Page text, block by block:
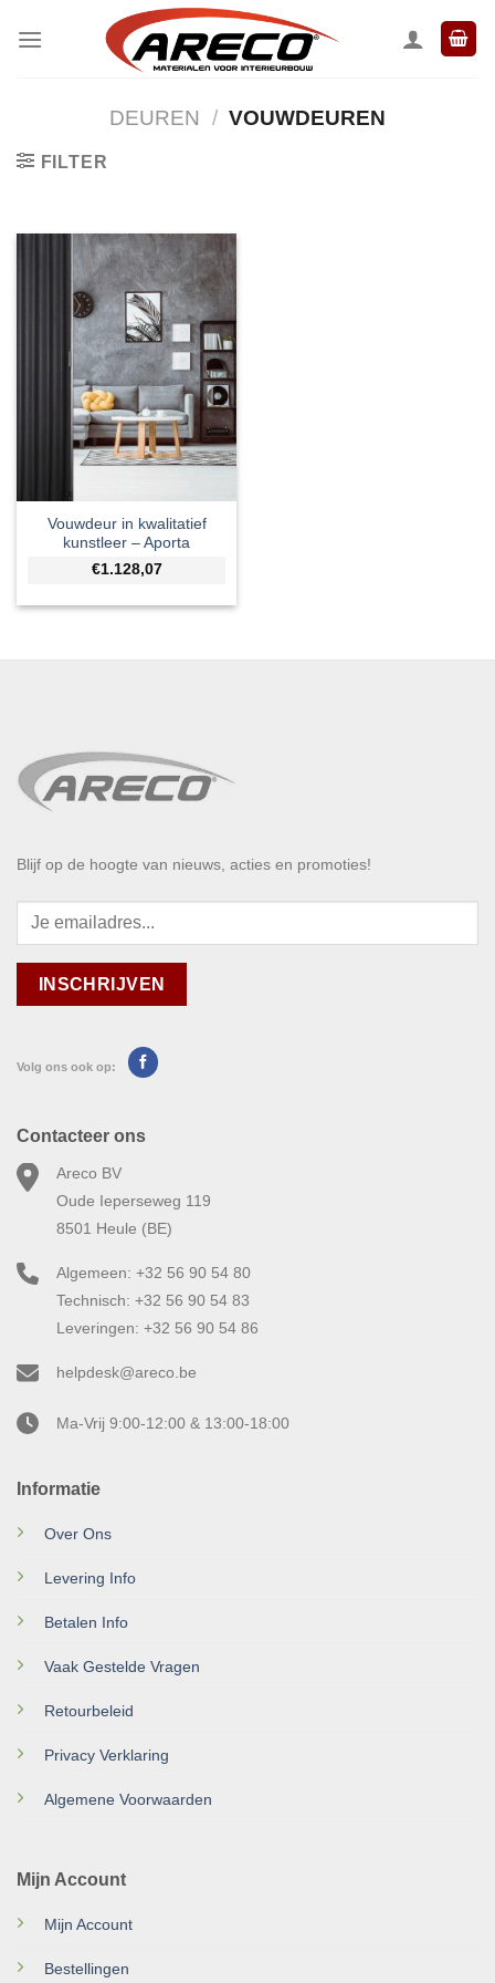
naar
DEUREN / VOUWDEUREN
FILTER
Vouwdeur in kwalitatief
kunstleer – Aporta
€1.128,07
Blijf op de hoogte van nieuws, acties en promoties!
Volg ons ook op:
Informatie
Over Ons
Levering Info
Betalen Info
Vaak Gestelde Vragen
Retourbeleid
Privacy Verklaring
Algemene Voorwaarden
Mijn Account
Mijn Account
Bestellingen
Contacteer ons
Areco BV
Oude Ieperseweg 119
8501 Heule (BE)
Algemeen: +32 56 90 54 80
Technisch: +32 56 90 54 83
Leveringen: +32 56 90 54 86
helpdesk@areco.be
Ma-Vrij 9:00-12:00 & 13:00-18:00